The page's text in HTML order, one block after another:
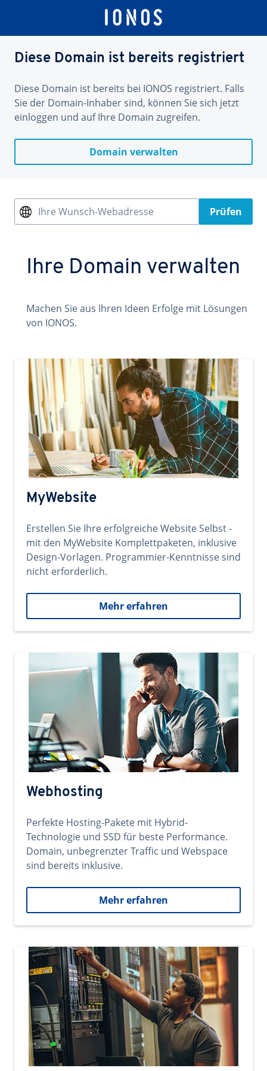
Diese Domain ist bereits registriert
Diese Domain ist bereits bei IONOS registriert. Falls
Sie der Domain-Inhaber sind, können Sie sich jetzt
einloggen und auf Ihre Domain zugreifen.
Domain verwalten
Ihre Wunsch-Webadresse Prüfen
Ihre Domain verwalten
Machen Sie aus Ihren Ideen Erfolge mit Lösungen
von IONOS.
MyWebsite
Erstellen Sie Ihre erfolgreiche Website Selbst -
mit den MyWebsite Komplettpaketen, inklusive
Design-Vorlagen. Programmier-Kenntnisse sind
nicht erforderlich.
Mehr erfahren
Webhosting
Perfekte Hosting-Pakete mit Hybrid-
Technologie und SSD für beste Performance.
Domain, unbegrenzter Traffic und Webspace
sind bereits inklusive.
Mehr erfahren